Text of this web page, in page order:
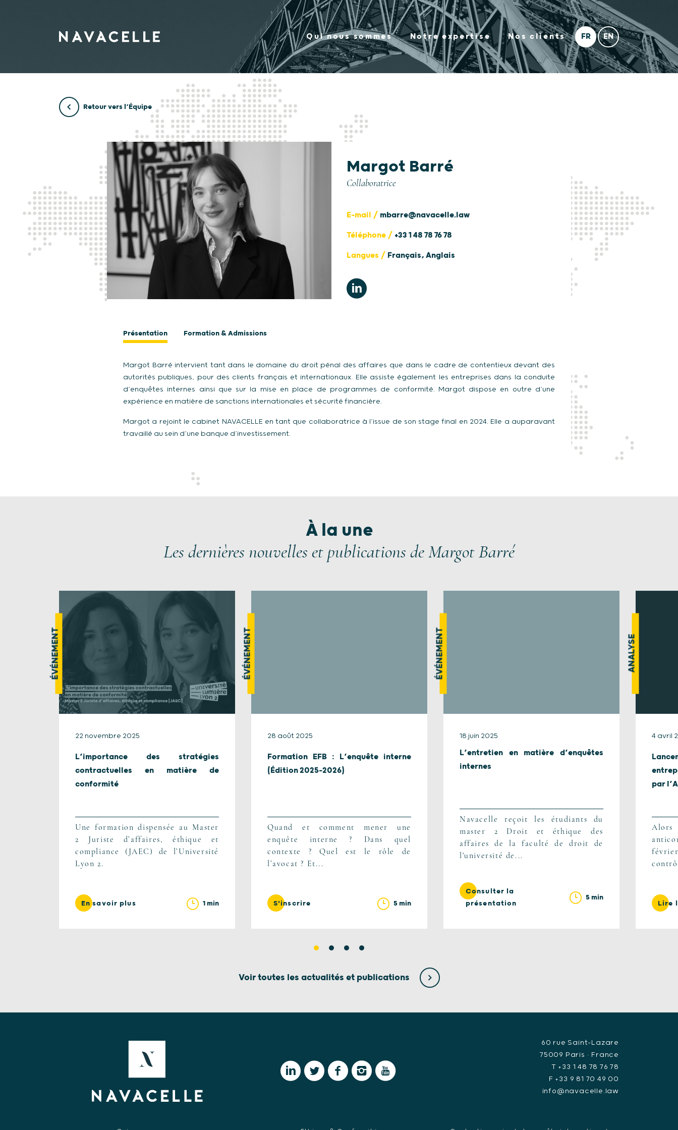
Qui nous sommes Notre expertise Nos clients
Retour vers l’Équipe
Margot Barré
Collaboratrice
E-mail / mbarre@navacelle.law
Téléphone / +33 1 48 78 76 78
Langues / Français, Anglais
Présentation Formation & Admissions
Margot Barré intervient tant dans le domaine du droit pénal des affaires que dans le cadre de contentieux devant des
autorités publiques, pour des clients français et internationaux. Elle assiste également les entreprises dans la conduite
d’enquêtes internes ainsi que sur la mise en place de programmes de conformité. Margot dispose en outre d’une
expérience en matière de sanctions internationales et sécurité financière.
Margot a rejoint le cabinet NAVACELLE en tant que collaboratrice à l’issue de son stage final en 2024. Elle a auparavant
travaillé au sein d’une banque d’investissement.
À la une
Les dernières nouvelles et publications de Margot Barré
ÉVÉNEMENT
22 novembre 2025
L’importance des stratégies
contractuelles en matière de
conformité
Une formation dispensée au Master
2 Juriste d’affaires, éthique et
compliance (JAEC) de l’Université
Lyon 2.
En savoir plus 1 min
ÉVÉNEMENT
28 août 2025
Formation EFB : L’enquête interne
(Édition 2025-2026)
Quand et comment mener une
enquête interne ? Dans quel
contexte ? Quel est le rôle de
l’avocat ? Et...
S'inscrire 5 min
ÉVÉNEMENT
18 juin 2025
L’entretien en matière d’enquêtes
internes
Navacelle reçoit les étudiants du
master 2 Droit et éthique des
affaires de la faculté de droit de
l'université de...
Consulter la
présentation
5 min
ANALYSE
4 avril
par
Lire
Voir toutes les actualités et publications
60 rue Saint-Lazare
75009 Paris • France
T +33 1 48 78 76 78
F +33 9 81 70 49 00
info@navacelle.law